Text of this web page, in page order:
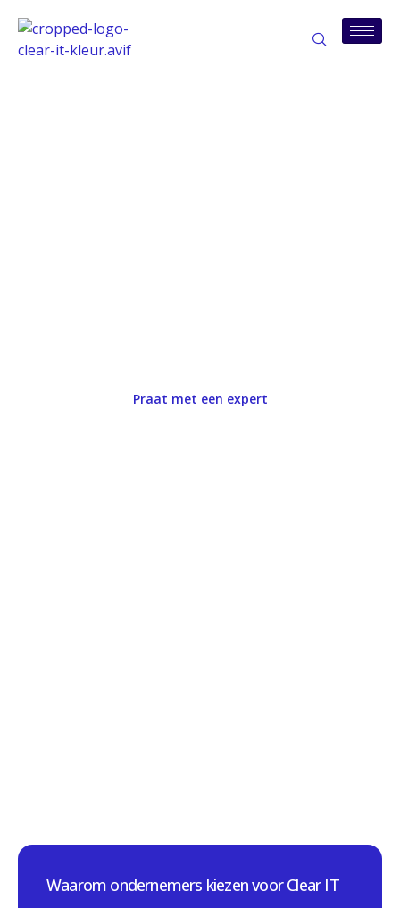
Praat met een expert
Waarom ondernemers kiezen voor Clear IT